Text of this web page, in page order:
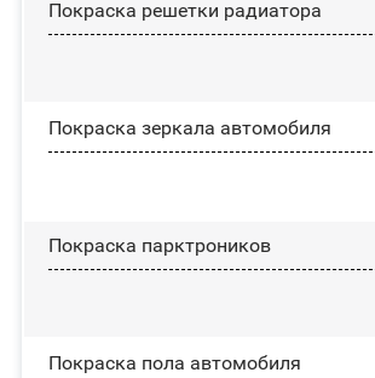
Покраска решетки радиатора
Покраска зеркала автомобиля
Покраска парктроников
Покраска пола автомобиля